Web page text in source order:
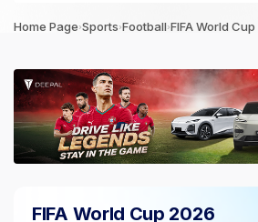
Home Page›Sports›Football›FIFA World
FIFA World Cup 2026